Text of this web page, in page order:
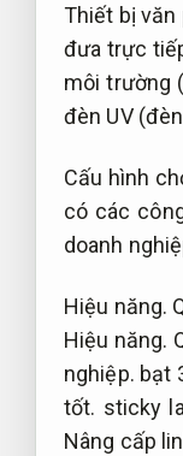
Thiết bị văn
đưa trực
môi trường
đèn UV
Cấu hình
có các
doanh
Hiệu năng.
Hiệu năng.
nghiệp. bạt
tốt. sticky
Nâng cấp